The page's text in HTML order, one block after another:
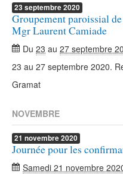
23 septembre2020
Groupement paroissial
Mgr Laurent Camiade
Du 23 au 27 septembre
23 au 27 septembre 2020.
Gramat
NOVEMBRE
21 novembre2020
Journée pour les
Samedi 21 novembre